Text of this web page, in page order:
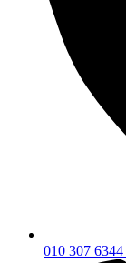
010 307 6344